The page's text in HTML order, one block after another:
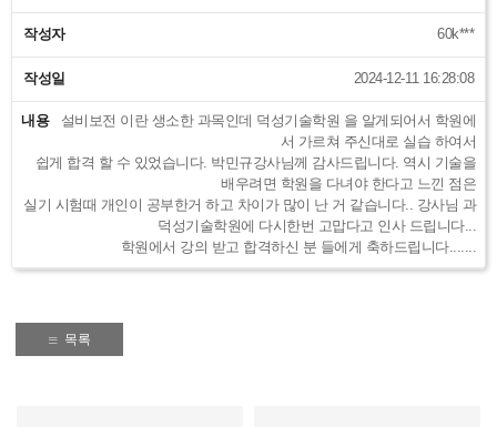
작성자 60k***
작성일 2024-12-11 16:28:08
내용
설비보전 이란 생소한 과목인데 덕성기술학원 을 알게되어서 학원에
서 가르쳐 주신대로 실습 하여서
쉽게 합격 할 수 있었습니다. 박민규강사님께 감사드립니다. 역시 기술을
배우려면 학원을 다녀야 한다고 느낀 점은
실기 시험때 개인이 공부한거 하고 차이가 많이 난 거 같습니다.. 강사님 과
덕성기술학원에 다시한번 고맙다고 인사 드립니다...
학원에서 강의 받고 합격하신 분 들에게 축하드립니다.......
목록